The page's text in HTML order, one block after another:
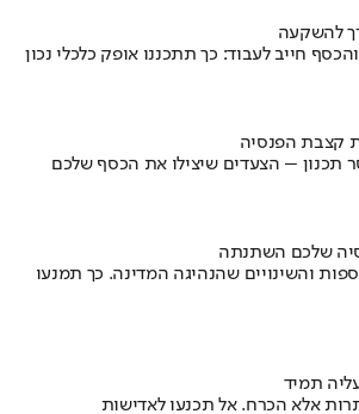
חייב לעבוד: כך תתכננו אופק כלכלי נכון
קצבת הפנסיה
תכנון – הצעדים שיצילו את הכסף שלכם
שלכם השתנתה
והשינויים שהנהיגה המדינה. כך תמנעו
תמיד
אלא הכרח. אל תכנעו לאדישות